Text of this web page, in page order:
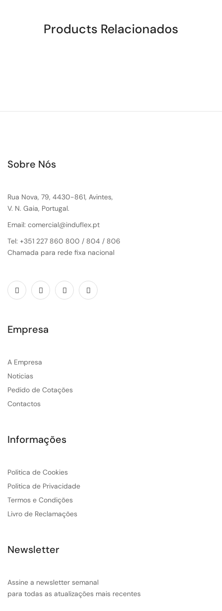
Products Relacionados
Sobre Nós
Rua Nova, 79, 4430-861, Avintes,
V. N. Gaia, Portugal.
Email: comercial@induflex.pt
Tel: +351 227 860 800 / 804 / 806
Chamada para rede fixa nacional
Empresa
A Empresa
Noticias
Pedido de Cotações
Contactos
Informações
Politica de Cookies
Politica de Privacidade
Termos e Condições
Livro de Reclamações
Newsletter
Assine a newsletter semanal
para todas as atualizações mais recentes